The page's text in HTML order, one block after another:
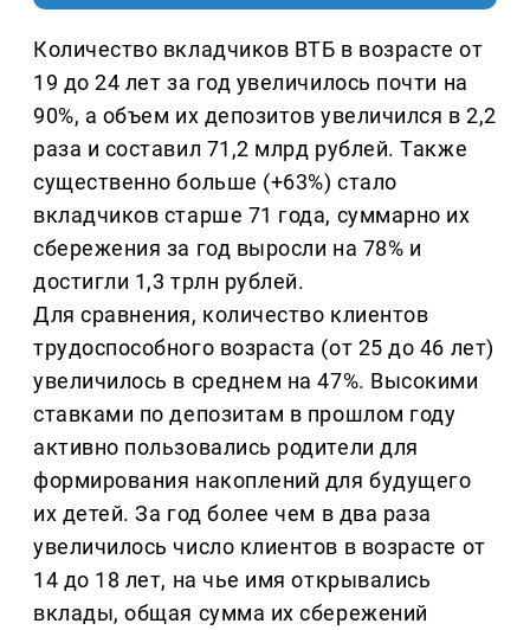
Количество вкладчиков ВТБ в возрасте от
19 до 24 лет за год увеличилось почти на
90%, а объем их депозитов увеличился в 2,2
раза и составил 71,2 млрд рублей. Также
существенно больше (+63%) стало
вкладчиков старше 71 года, суммарно их
сбережения за год выросли на 78% и
достигли 1,3 трлн рублей.
Для сравнения, количество клиентов
трудоспособного возраста (от 25 до 46 лет)
увеличилось в среднем на 47%. Высокими
ставками по депозитам в прошлом году
активно пользовались родители для
формирования накоплений для будущего
их детей. За год более чем в два раза
увеличилось число клиентов в возрасте от
14 до 18 лет, на чье имя открывались
вклады, общая сумма их сбережений